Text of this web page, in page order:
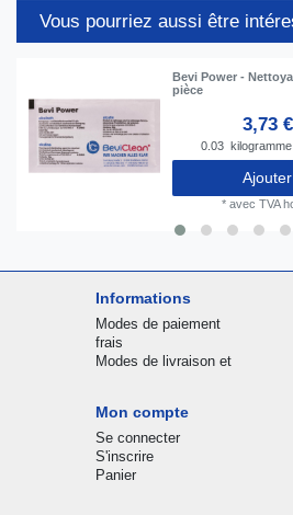
Vous pourriez aussi être
Bevi Power -
pièce
3,73
0.03 kilogramme
* avec TVA
Informations
Modes de paiement
frais
Modes de livraison et
Mon compte
Se connecter
S'inscrire
Panier